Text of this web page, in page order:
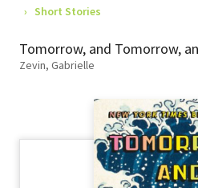
Gyermek- és ifjúsági
Hobbi, szabadidő
Short Stories
Tomorrow, and Tomorrow,
Zevin, Gabrielle